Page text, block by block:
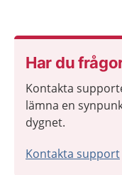
Har du
Kontakta
lämna en
dygnet.
Kontakta support